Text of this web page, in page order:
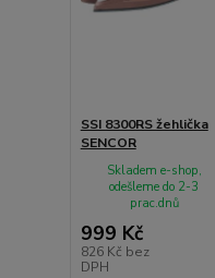
SSI 8300RS žehlička
SENCOR
999 Kč
826 Kč bez
DPH
Skladem e-shop,
odešleme do 2-3
prac.dnů